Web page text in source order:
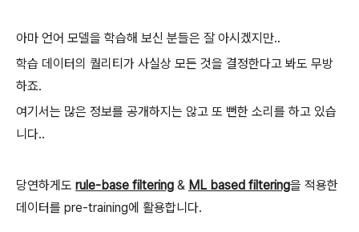
아마 언어 모델을 학습해 보신 분들은 잘 아시겠지만..
학습 데이터의 퀄리티가 사실상 모든 것을 결정한다고 봐도 무방
하죠.
여기서는 많은 정보를 공개하지는 않고 또 뻔한 소리를 하고 있습
니다..
당연하게도 rule-base filtering & ML based filtering을 적용한
데이터를 pre-training에 활용합니다.